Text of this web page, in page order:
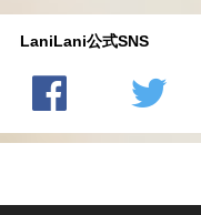
LaniLani公式SNS
の
のtwitter